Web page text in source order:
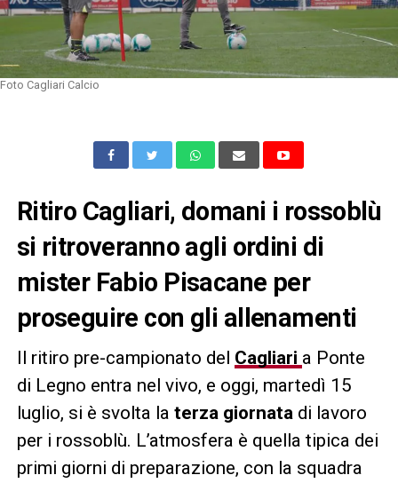
Foto Cagliari Calcio
Ritiro Cagliari, domani i rossoblù
si ritroveranno agli ordini di
mister Fabio Pisacane per
proseguire con gli allenamenti
Il ritiro pre-campionato del Cagliari a Ponte
di Legno entra nel vivo, e oggi, martedì 15
luglio, si è svolta la terza giornatadi lavoro
per i rossoblù. L’atmosfera è quella tipica dei
primi giorni di preparazione, con la squadra